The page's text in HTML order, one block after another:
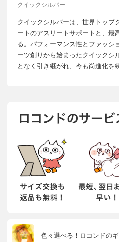
クイックシルバー
クイックシルバーは、世界トップ
ートのアスリートサポートと、最
る。パフォーマンス性とファッシ
ーツ創りから始まったクイックシ
となく引き継がれ、今も尚進化を
色々選べる！ロコンドの